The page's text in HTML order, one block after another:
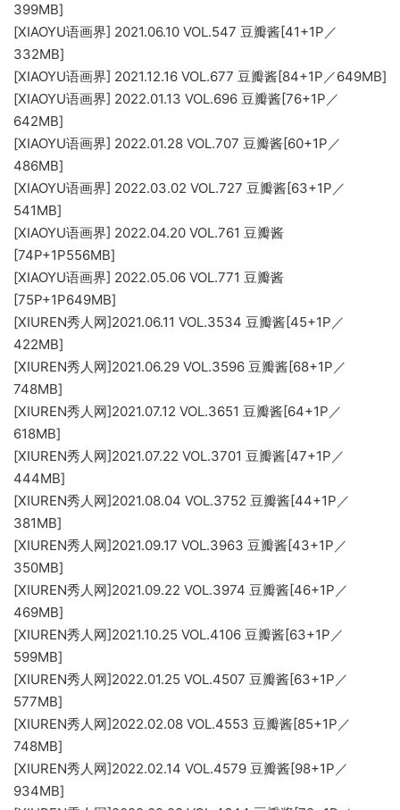
399MB]
[XIAOYU语画界] 2021.06.10 VOL.547 豆瓣酱[41+1P／
332MB]
[XIAOYU语画界] 2021.12.16 VOL.677 豆瓣酱[84+1P／649MB]
[XIAOYU语画界] 2022.01.13 VOL.696 豆瓣酱[76+1P／
642MB]
[XIAOYU语画界] 2022.01.28 VOL.707 豆瓣酱[60+1P／
486MB]
[XIAOYU语画界] 2022.03.02 VOL.727 豆瓣酱[63+1P／
541MB]
[XIAOYU语画界] 2022.04.20 VOL.761 豆瓣酱
[74P+1P556MB]
[XIAOYU语画界] 2022.05.06 VOL.771 豆瓣酱
[75P+1P649MB]
[XIUREN秀人网]2021.06.11 VOL.3534 豆瓣酱[45+1P／
422MB]
[XIUREN秀人网]2021.06.29 VOL.3596 豆瓣酱[68+1P／
748MB]
[XIUREN秀人网]2021.07.12 VOL.3651 豆瓣酱[64+1P／
618MB]
[XIUREN秀人网]2021.07.22 VOL.3701 豆瓣酱[47+1P／
444MB]
[XIUREN秀人网]2021.08.04 VOL.3752 豆瓣酱[44+1P／
381MB]
[XIUREN秀人网]2021.09.17 VOL.3963 豆瓣酱[43+1P／
350MB]
[XIUREN秀人网]2021.09.22 VOL.3974 豆瓣酱[46+1P／
469MB]
[XIUREN秀人网]2021.10.25 VOL.4106 豆瓣酱[63+1P／
599MB]
[XIUREN秀人网]2022.01.25 VOL.4507 豆瓣酱[63+1P／
577MB]
[XIUREN秀人网]2022.02.08 VOL.4553 豆瓣酱[85+1P／
748MB]
[XIUREN秀人网]2022.02.14 VOL.4579 豆瓣酱[98+1P／
934MB]